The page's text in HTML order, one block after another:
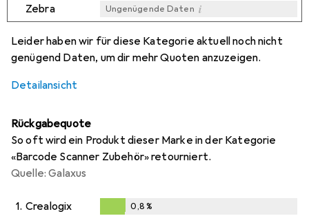
Zebra Ungenügende Daten i
Leider haben wir für diese Kategorie aktuell noch nicht
genügend Daten, um dir mehr Quoten anzuzeigen.
Detailansicht
Rückgabequote
So oft wird ein Produkt dieser Marke in der Kategorie
«Barcode Scanner Zubehör» retourniert.
Quelle: Galaxus
1. Crealogix 0,8%